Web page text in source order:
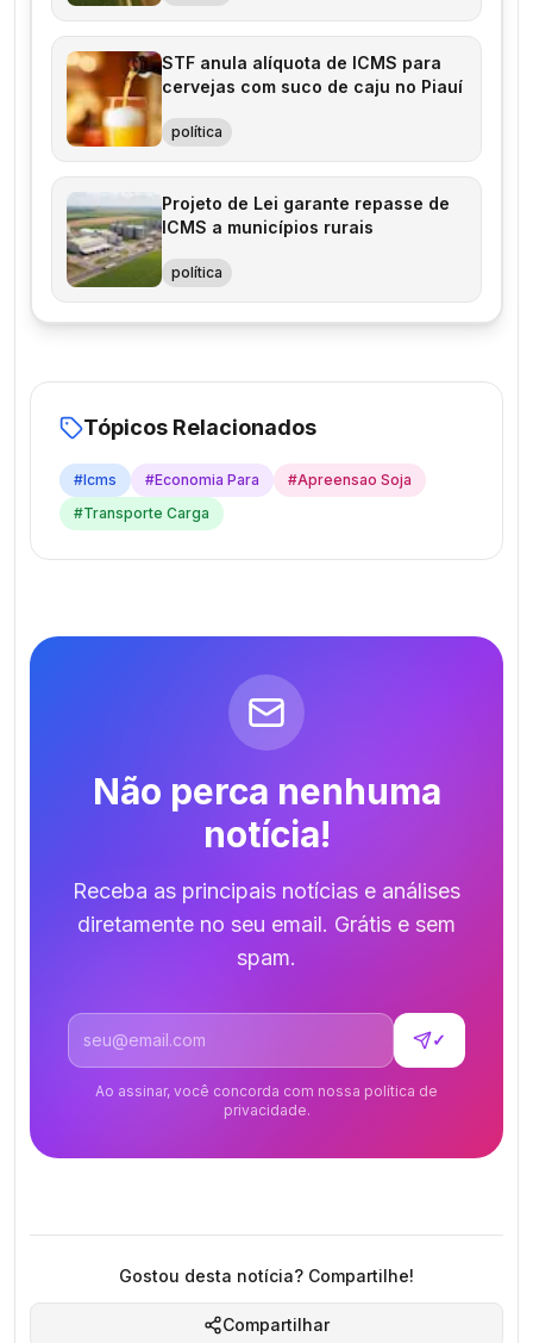
STF anula alíquota de ICMS para
cervejas com suco de caju no Piauí
política
Projeto de Lei garante repasse de
ICMS a municípios rurais
política
Tópicos Relacionados
#Icms #Economia Para #Apreensao Soja
#Transporte Carga
Não perca nenhuma
notícia!
Receba as principais notícias e análises
diretamente no seu email. Grátis e sem
spam.
Endereço de email
✓
Ao assinar, você concorda com nossa política de
privacidade.
Gostou desta notícia? Compartilhe!
Compartilhar